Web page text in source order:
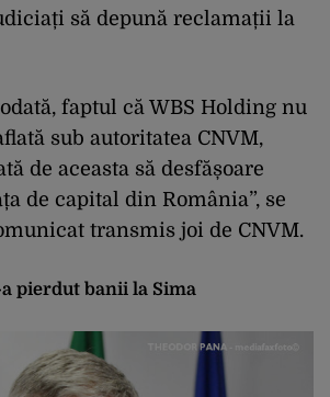
să depună reclamații la
faptul că WBS Holding nu
sub autoritatea CNVM,
de aceasta să desfășoare
de capital din România”, se
transmis joi de CNVM.
pierdut banii la Sima